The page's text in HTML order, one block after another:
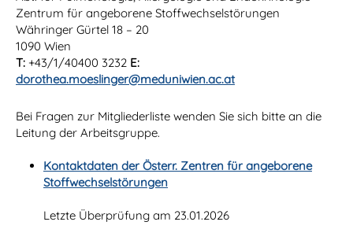
Zentrum für angeborene Stoffwechselstörungen
Währinger Gürtel 18 – 20
1090 Wien
T: +43/1/40400 3232 E:
dorothea.moeslinger@meduniwien.ac.at
Bei Fragen zur Mitgliederliste wenden Sie sich bitte an die
Leitung der Arbeitsgruppe.
Kontaktdaten der Österr. Zentren für angeborene
Stoffwechselstörungen
Letzte Überprüfung am 23.01.2026